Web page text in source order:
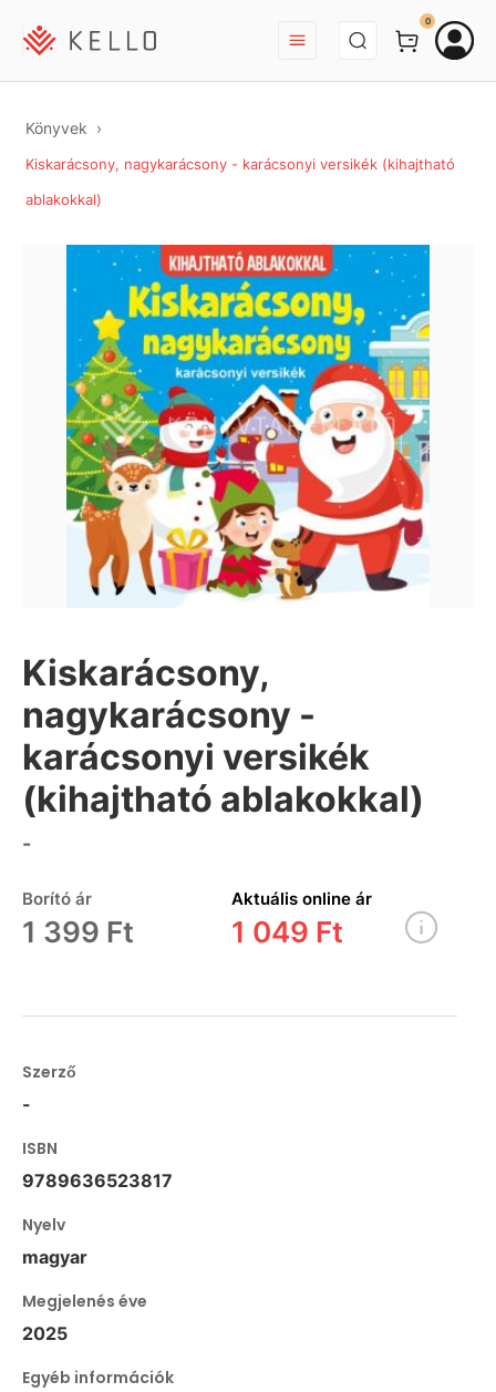
BEJELENTKEZÉS
0
Könyvek
Kiskarácsony, nagykarácsony - karácsonyi versikék (kihajtható
ablakokkal)
Kiskarácsony,
nagykarácsony -
karácsonyi versikék
(kihajtható ablakokkal)
-
Borító ár
1 399 Ft
Aktuális online ár
1 049 Ft
Szerző
-
ISBN
9789636523817
Nyelv
magyar
Megjelenés éve
2025
Egyéb információk